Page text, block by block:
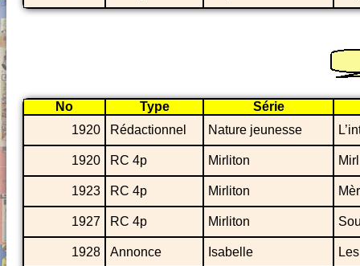
No Type
Série
1920
Rédactionnel Nature jeunesse
1920 RC 4p Mirliton
1923 RC 4p Mirliton
1927 RC 4p Mirliton
1928 Annonce Isabelle